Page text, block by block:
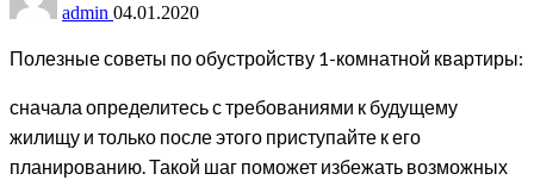
admin 04.01.2020
Полезные советы по обустройству 1-комнатной квартиры:
сначала определитесь с требованиями к будущему
жилищу и только после этого приступайте к его
планированию. Такой шаг поможет избежать возможных